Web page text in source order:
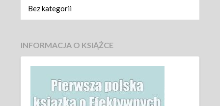
Bez kategorii
INFORMACJA O KSIĄŻCE